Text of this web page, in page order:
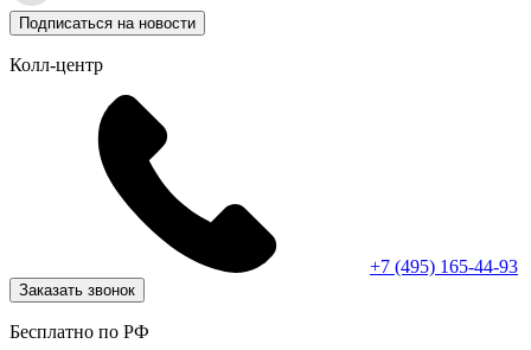
Подписаться на новости
Колл-центр
+7 (495) 165-44-93
Заказать звонок
Бесплатно по РФ